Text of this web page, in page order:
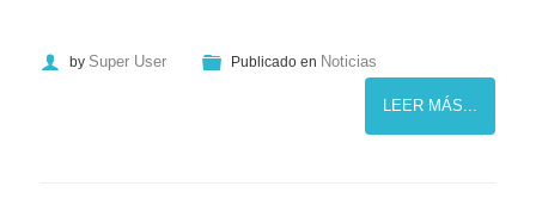
by Super User Publicado en Noticias
LEER MÁS...